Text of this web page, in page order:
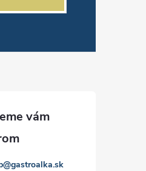
@gastroalka.sk